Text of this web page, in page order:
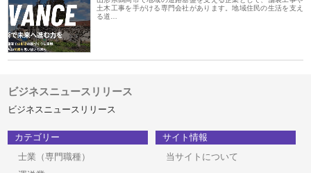
土木工事を手がける専門会社があります。地域住民の生活を支え
る道…
ビジネスニュースリリース
ビジネスニュースリリース
カテゴリー
士業（専門職種）
サイト情報
当サイトについて